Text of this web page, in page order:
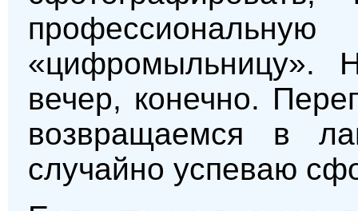
«цифромыльницу».
вечер, конечно.
возвращаемся в
случайно успеваю